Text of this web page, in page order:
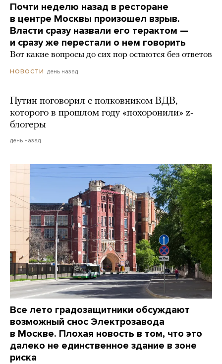
Почти неделю назад в ресторане
в центре Москвы произошел взрыв.
Власти сразу назвали его терактом —
и сразу же перестали о нем говорить
Вот какие вопросы до сих пор остаются без ответов
НОВОСТИ день назад
Путин поговорил с полковником ВДВ,
которого в прошлом году «похоронили» z-
блогеры
день назад
Все лето градозащитники обсуждают
возможный снос Электрозавода
в Москве. Плохая новость в том, что это
далеко не единственное здание в зоне
риска